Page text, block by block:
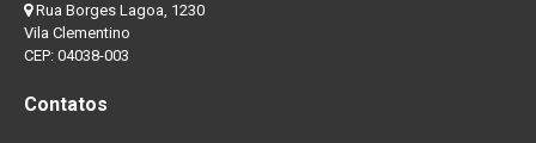
Rua Borges Lagoa, 1230
Vila Clementino
CEP: 04038-003
Contatos